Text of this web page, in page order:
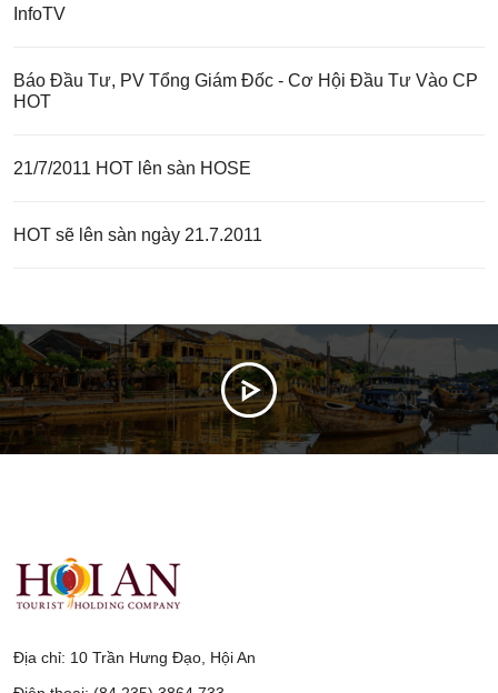
InfoTV
Báo Đầu Tư, PV Tổng Giám Đốc - Cơ Hội Đầu Tư Vào CP
HOT
21/7/2011 HOT lên sàn HOSE
HOT sẽ lên sàn ngày 21.7.2011
Địa chỉ: 10 Trần Hưng Đạo, Hội An